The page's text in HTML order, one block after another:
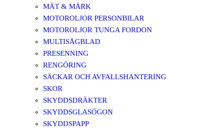
MÄT & MÄRK
MOTOROLJOR PERSONBILAR
MOTOROLJOR TUNGA FORDON
MULTISÅGBLAD
PRESENNING
RENGÖRING
SÄCKAR OCH AVFALLSHANTERING
SKOR
SKYDDSDRÄKTER
SKYDDSGLASÖGON
SKYDDSPAPP